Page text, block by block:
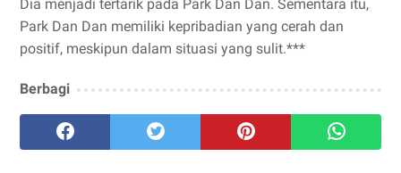
Dia menjadi tertarik pada Park Dan Dan. Sementara itu,
Park Dan Dan memiliki kepribadian yang cerah dan
positif, meskipun dalam situasi yang sulit.***
Berbagi